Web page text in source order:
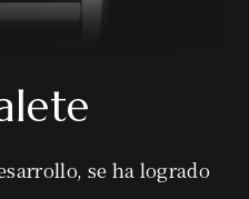
se ha logrado